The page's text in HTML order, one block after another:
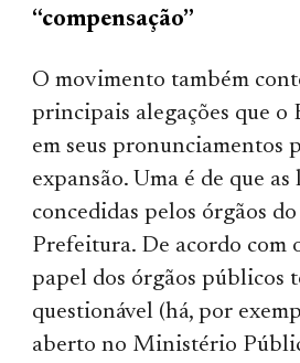
“compensação”
O movimento também
principais alegações que o
em seus pronunciamentos
expansão. Uma é de que
concedidas pelos órgãos
Prefeitura. De acordo com
papel dos órgãos públicos
questionável (há, por
aberto no Ministério